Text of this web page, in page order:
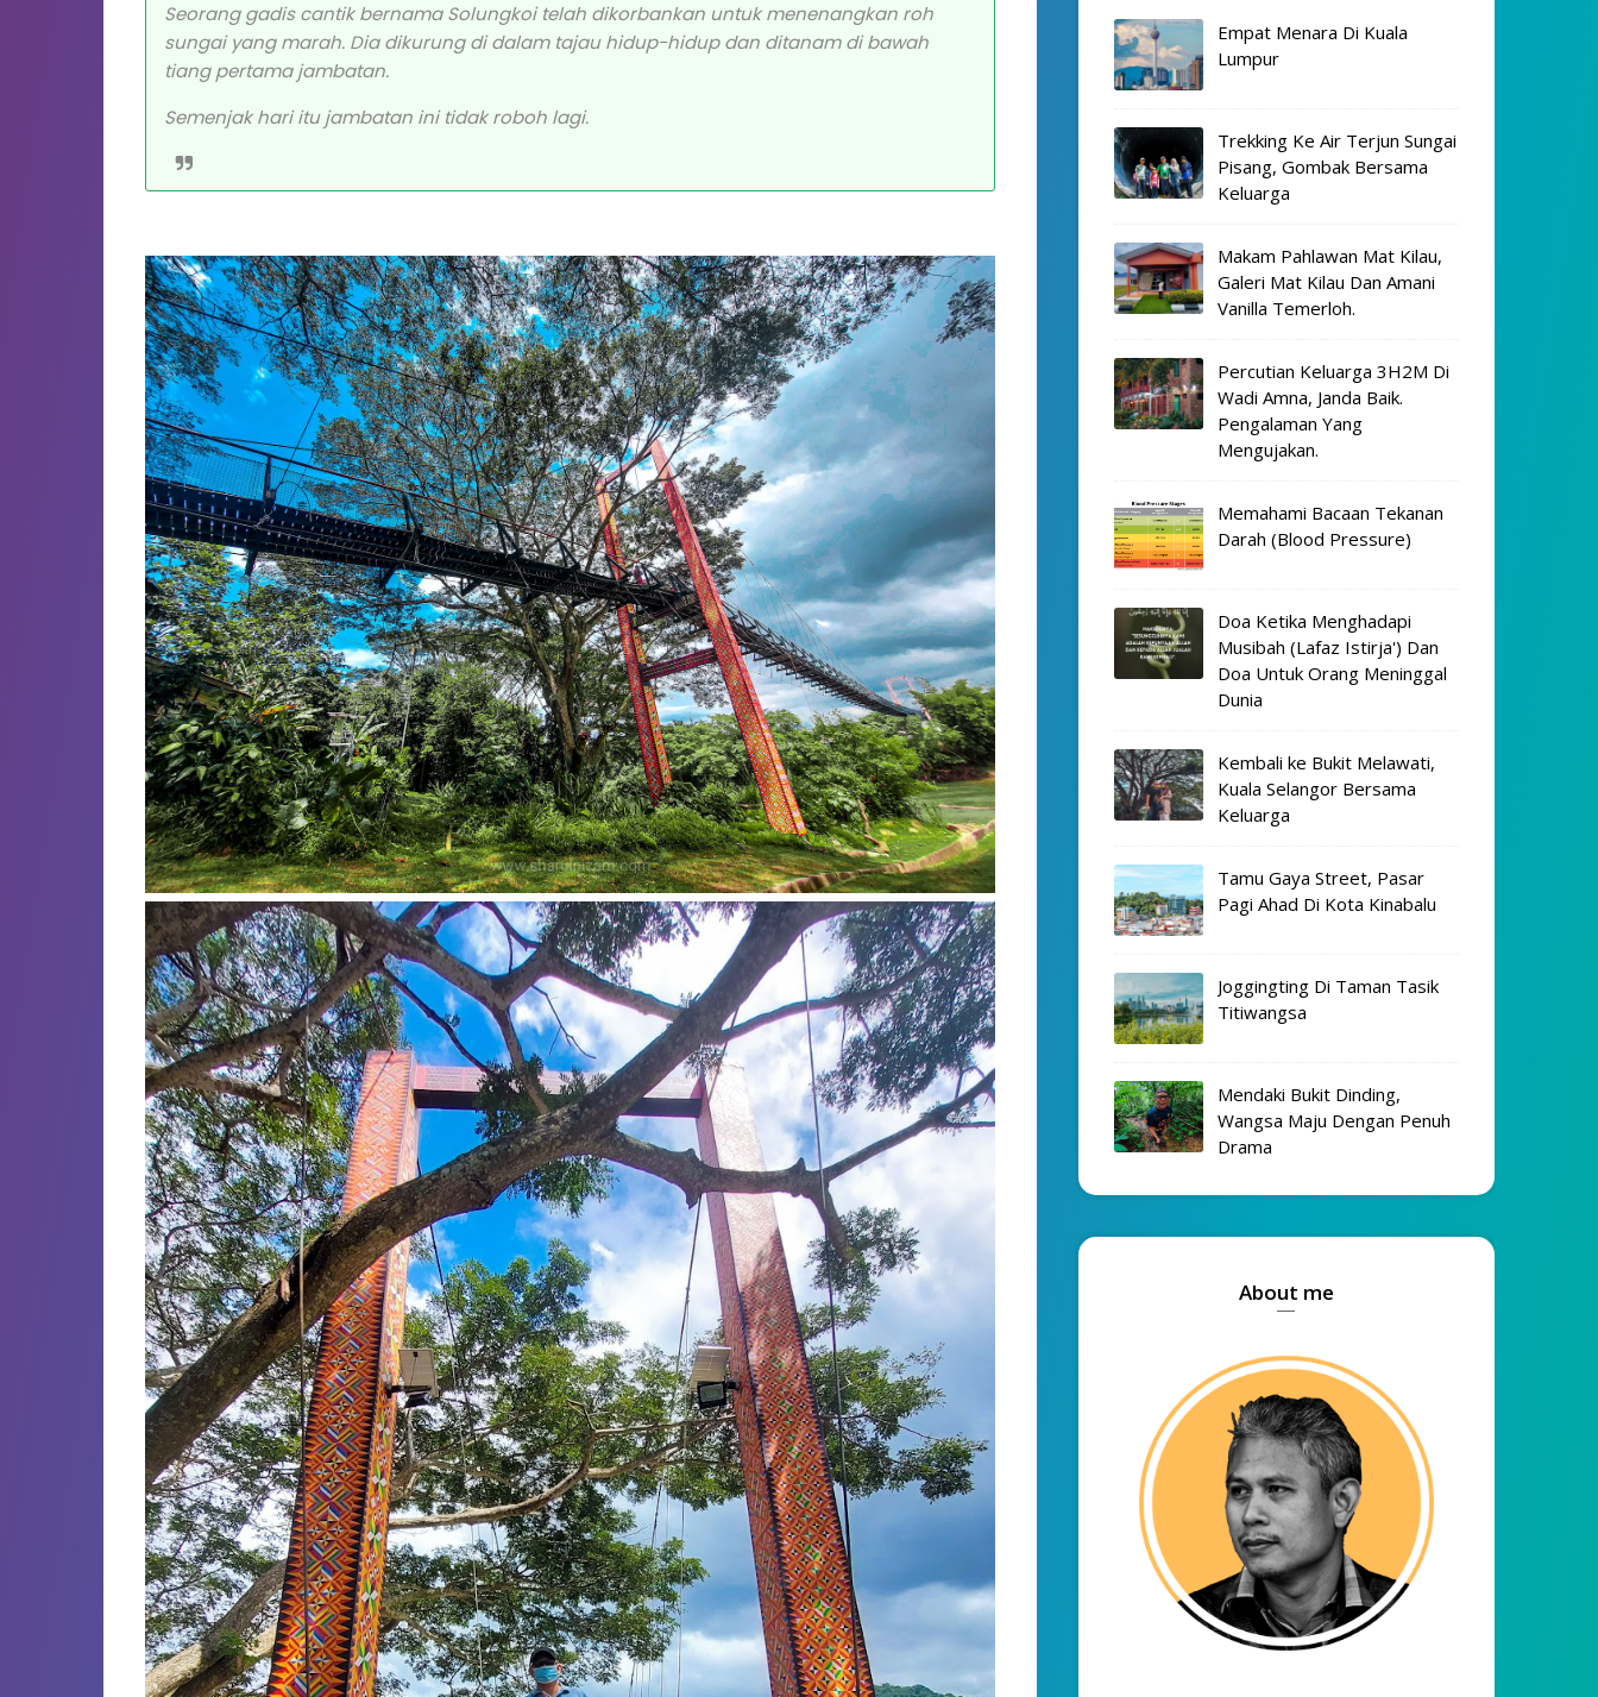
Seorang gadis cantik bernama Solungkoi telah dikorbankan untuk menenangkan roh
sungai yang marah. Dia dikurung di dalam tajau hidup-hidup dan ditanam di bawah
tiang pertama jambatan.
Semenjak hari itu jambatan ini tidak roboh lagi.
Empat Menara Di Kuala
Lumpur
Trekking Ke Air Terjun Sungai
Pisang, Gombak Bersama
Keluarga
Makam Pahlawan Mat Kilau,
Galeri Mat Kilau Dan Amani
Vanilla Temerloh.
Percutian Keluarga 3H2M Di
Wadi Amna, Janda Baik.
Pengalaman Yang
Mengujakan.
Memahami Bacaan Tekanan
Darah (Blood Pressure)
Doa Ketika Menghadapi
Musibah (Lafaz Istirja') Dan
Doa Untuk Orang Meninggal
Dunia
Kembali ke Bukit Melawati,
Kuala Selangor Bersama
Keluarga
Tamu Gaya Street, Pasar
Pagi Ahad Di Kota Kinabalu
Joggingting Di Taman Tasik
Titiwangsa
Mendaki Bukit Dinding,
Wangsa Maju Dengan Penuh
Drama
About me